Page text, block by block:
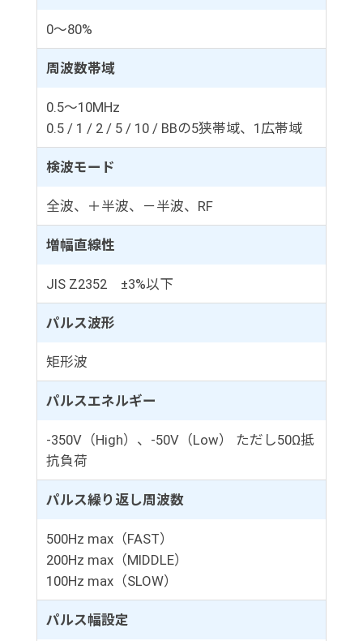
0～80%
周波数帯域
0.5～10MHz
0.5 / 1 / 2 / 5 / 10 / BBの5狭帯域、1広帯域
検波モード
全波、＋半波、－半波、RF
増幅直線性
JIS Z2352 ±3%以下
パルス波形
矩形波
パルスエネルギー
-350V（High）、-50V（Low） ただし50Ω抵
抗負荷
パルス繰り返し周波数
500Hz max（FAST）
200Hz max（MIDDLE）
100Hz max（SLOW）
パルス幅設定